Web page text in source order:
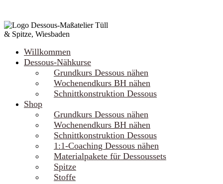
Willkommen
Dessous-Nähkurse
Grundkurs Dessous nähen
Wochenendkurs BH nähen
Schnittkonstruktion Dessous
Shop
Grundkurs Dessous nähen
Wochenendkurs BH nähen
Schnittkonstruktion Dessous
1:1-Coaching Dessous nähen
Materialpakete für Dessoussets
Spitze
Stoffe